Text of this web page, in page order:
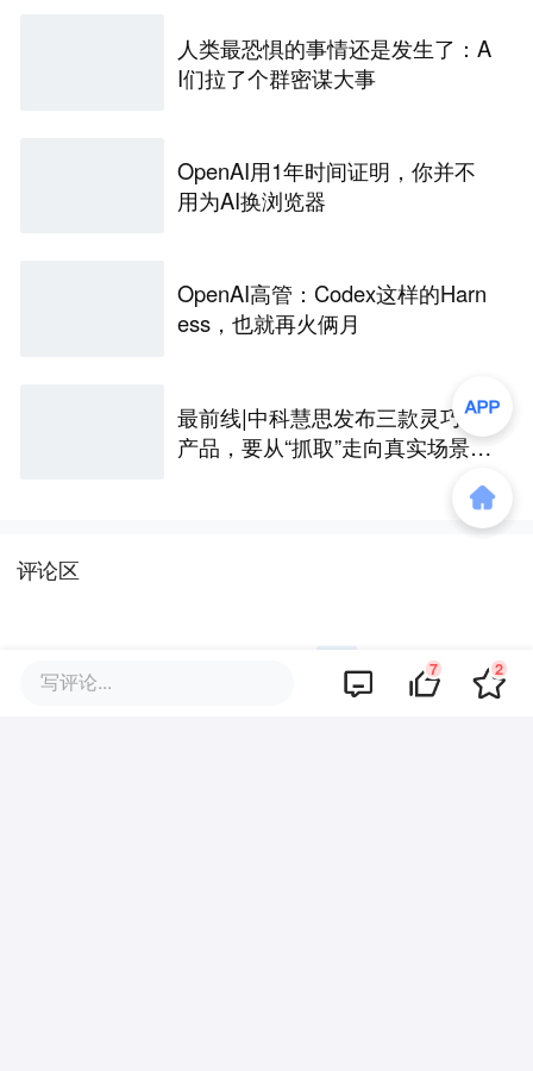
人类最恐惧的事情还是发生了：A
I们拉了个群密谋大事
OpenAI用1年时间证明，你并不
用为AI换浏览器
OpenAI高管：Codex这样的Harn
ess，也就再火俩月
最前线|中科慧思发布三款灵巧手
产品，要从“抓取”走向真实场景作
评论区
写评论... 7 2